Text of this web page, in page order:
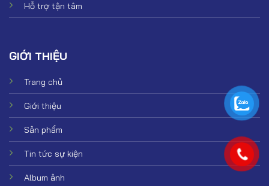
Hỗ trợ tận tâm
GIỚI THIỆU
Trang chủ
Giới thiệu
Sản phẩm
Tin tức sự kiện
Album ảnh